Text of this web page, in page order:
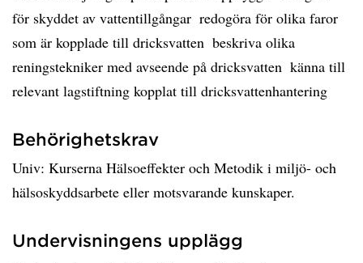
för skyddet av vattentillgångar  redogöra för olika faror
som är kopplade till dricksvatten  beskriva olika
reningstekniker med avseende på dricksvatten  känna till
relevant lagstiftning kopplat till dricksvattenhantering
Behörighetskrav
Univ: Kurserna Hälsoeffekter och Metodik i miljö- och
hälsoskyddsarbete eller motsvarande kunskaper.
Undervisningens upplägg